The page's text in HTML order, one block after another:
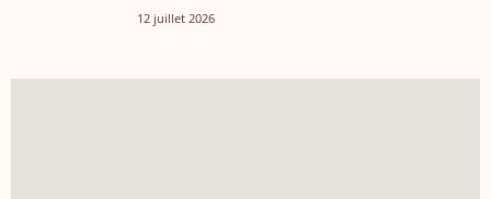
12 juillet 2026